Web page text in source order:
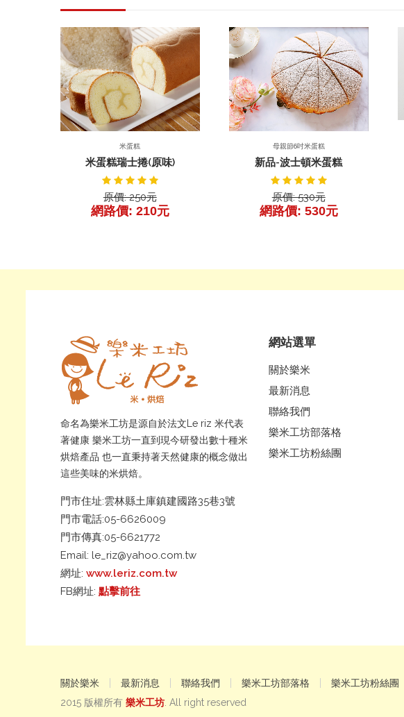
前往產品
產品詳細
米蛋糕
米蛋糕瑞士捲(原味)
原價: 250元
網路價: 210元
產品詳細
母親節6吋米蛋糕
新品-波士頓米蛋糕
原價: 530元
網路價: 530元
命名為樂米工坊是源自於法文Le riz 米代表
著健康 樂米工坊一直到現今研發出數十種米
烘焙產品 也一直秉持著天然健康的概念做出
這些美味的米烘焙。
門市住址:雲林縣土庫鎮建國路35巷3號
門市電話:05-6626009
門市傳真:05-6621772
Email: le_riz@yahoo.com.tw
網址: www.leriz.com.tw
FB網址: 點擊前往
網站選單
關於樂米
最新消息
聯絡我們
樂米工坊部落格
樂米工坊粉絲團
關於樂米 最新消息 聯絡我們 樂米工坊部落格
樂米工坊粉絲團
2015 版權所有 樂米工坊. All right reserved